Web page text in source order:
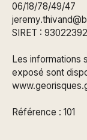
06/18/78/49/47
SIRET :
Les informations
exposé sont
Référence : 101